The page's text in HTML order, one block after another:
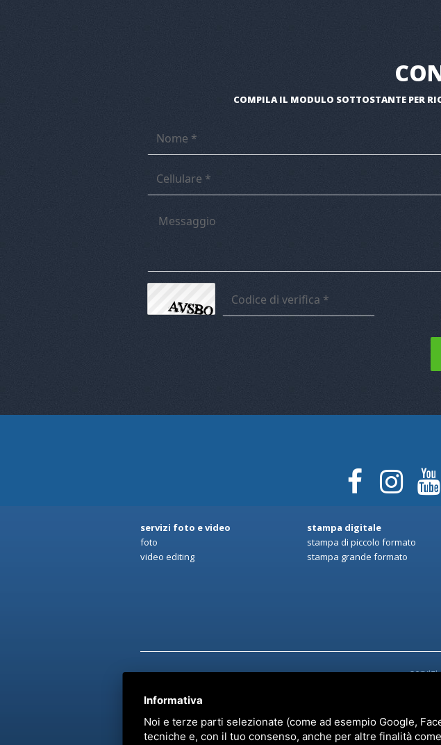
COMPILA IL MODULO SOTTOSTANTE PER
servizi foto e video
foto
video editing
stampa digitale
stampa di piccolo formato
stampa grande formato
servizi
Informativa
Noi e terze parti selezionate (come ad esempio Google,
tecniche e, con il tuo consenso, anche per altre finalità